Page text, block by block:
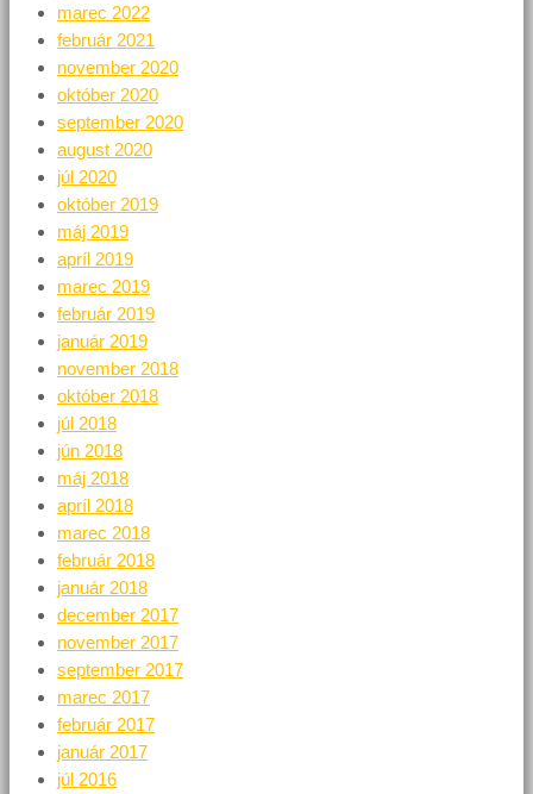
marec 2022
február 2021
november 2020
október 2020
september 2020
august 2020
júl 2020
október 2019
máj 2019
apríl 2019
marec 2019
február 2019
január 2019
november 2018
október 2018
júl 2018
jún 2018
máj 2018
apríl 2018
marec 2018
február 2018
január 2018
december 2017
november 2017
september 2017
marec 2017
február 2017
január 2017
júl 2016